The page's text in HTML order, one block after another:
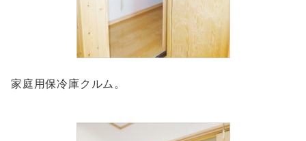
家庭用保冷庫クルム。